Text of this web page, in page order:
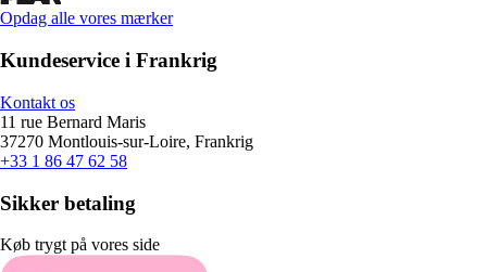
Opdag alle vores mærker
Kundeservice i Frankrig
Kontakt os
11 rue Bernard Maris
37270 Montlouis-sur-Loire, Frankrig
+33 1 86 47 62 58
Sikker betaling
Køb trygt på vores side